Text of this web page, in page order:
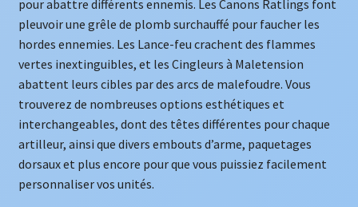
pour abattre différents ennemis. Les Canons Ratlings font
pleuvoir une grêle de plomb surchauffé pour faucher les
hordes ennemies. Les Lance-feu crachent des flammes
vertes inextinguibles, et les Cingleurs à Maletension
abattent leurs cibles par des arcs de malefoudre. Vous
trouverez de nombreuses options esthétiques et
interchangeables, dont des têtes différentes pour chaque
artilleur, ainsi que divers embouts d’arme, paquetages
dorsaux et plus encore pour que vous puissiez facilement
personnaliser vos unités.